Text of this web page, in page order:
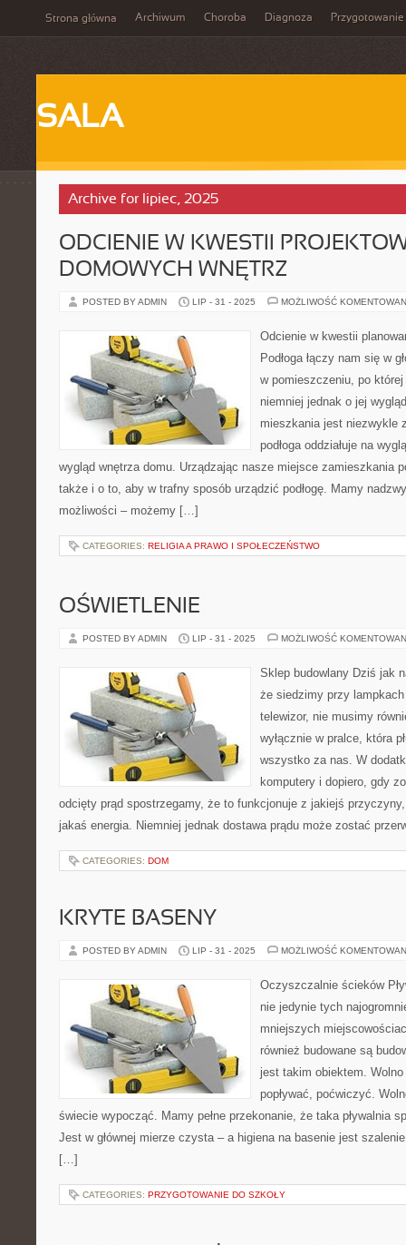
Strona główna Archiwum Choroba Diagnoza Przygotowanie
SALA
Archive for lipiec, 2025
ODCIENIE W KWESTII
DOMOWYCH WNĘTRZ
POSTED BY ADMIN LIP - 31 - 2025 MOŻLIWOŚĆ
Odcienie w kwestii
Podłoga łączy nam się w
w pomieszczeniu, po
niemniej jednak o jej
mieszkania jest niezwykle
podłoga oddziałuje na
wygląd wnętrza domu. Urządzając nasze miejsce zamieszkania
także i o to, aby w trafny sposób urządzić podłogę. Mamy
możliwości – możemy […]
CATEGORIES: RELIGIA A PRAWO I SPOŁECZEŃSTWO
OŚWIETLENIE
POSTED BY ADMIN LIP - 31 - 2025 MOŻLIWOŚĆ
Sklep budowlany Dziś jak
że siedzimy przy
telewizor, nie musimy
wyłącznie w pralce, która
wszystko za nas. W
komputery i dopiero, gdy
odcięty prąd spostrzegamy, że to funkcjonuje z jakiejś
jakaś energia. Niemniej jednak dostawa prądu może zostać
CATEGORIES: DOM
KRYTE BASENY
POSTED BY ADMIN LIP - 31 - 2025 MOŻLIWOŚĆ
Oczyszczalnie ścieków
nie jedynie tych
mniejszych
również budowane są
jest takim obiektem.
popływać, poćwiczyć.
świecie wypocząć. Mamy pełne przekonanie, że taka pływalnia
Jest w głównej mierze czysta – a higiena na basenie jest
[…]
CATEGORIES: PRZYGOTOWANIE DO SZKOŁY